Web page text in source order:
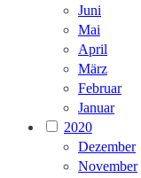
Juni
Mai
April
März
Februar
Januar
2020
Dezember
November